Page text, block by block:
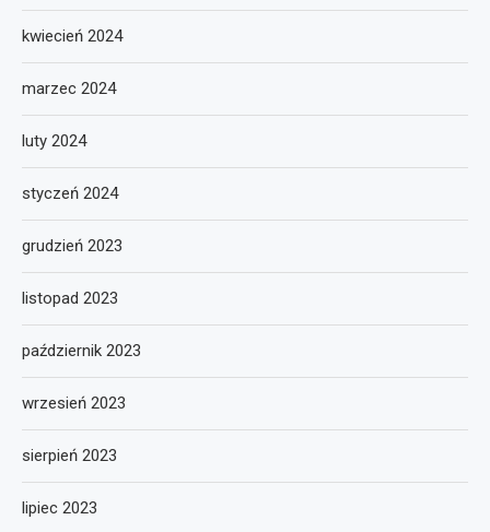
kwiecień 2024
marzec 2024
luty 2024
styczeń 2024
grudzień 2023
listopad 2023
październik 2023
wrzesień 2023
sierpień 2023
lipiec 2023